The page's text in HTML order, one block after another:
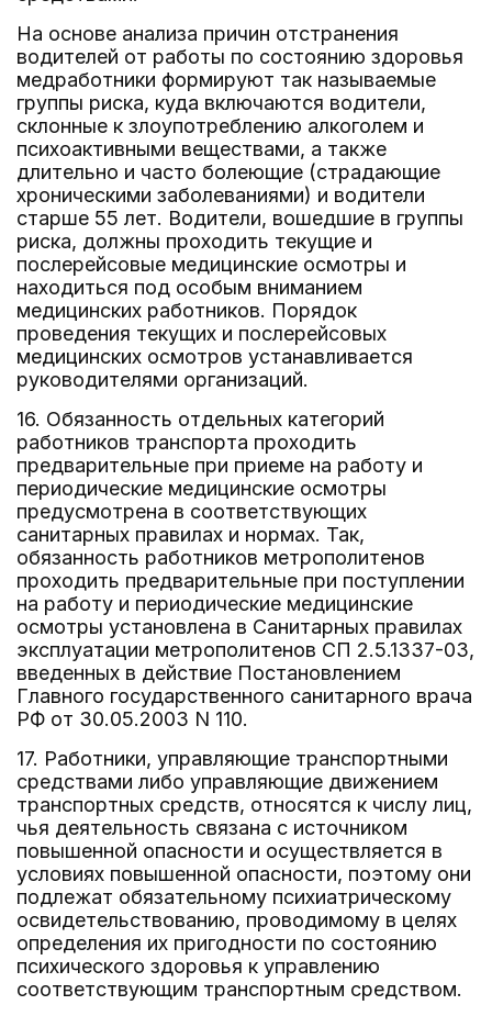
На основе анализа причин отстранения
водителей от работы по состоянию здоровья
медработники формируют так называемые
группы риска, куда включаются водители,
склонные к злоупотреблению алкоголем и
психоактивными веществами, а также
длительно и часто болеющие (страдающие
хроническими заболеваниями) и водители
старше 55 лет. Водители, вошедшие в группы
риска, должны проходить текущие и
послерейсовые медицинские осмотры и
находиться под особым вниманием
медицинских работников. Порядок
проведения текущих и послерейсовых
медицинских осмотров устанавливается
руководителями организаций.
16. Обязанность отдельных категорий
работников транспорта проходить
предварительные при приеме на работу и
периодические медицинские осмотры
предусмотрена в соответствующих
санитарных правилах и нормах. Так,
обязанность работников метрополитенов
проходить предварительные при поступлении
на работу и периодические медицинские
осмотры установлена в Санитарных правилах
эксплуатации метрополитенов СП 2.5.1337-03,
введенных в действие Постановлением
Главного государственного санитарного врача
РФ от 30.05.2003 N 110.
17. Работники, управляющие транспортными
средствами либо управляющие движением
транспортных средств, относятся к числу лиц,
чья деятельность связана с источником
повышенной опасности и осуществляется в
условиях повышенной опасности, поэтому они
подлежат обязательному психиатрическому
освидетельствованию, проводимому в целях
определения их пригодности по состоянию
психического здоровья к управлению
соответствующим транспортным средством.